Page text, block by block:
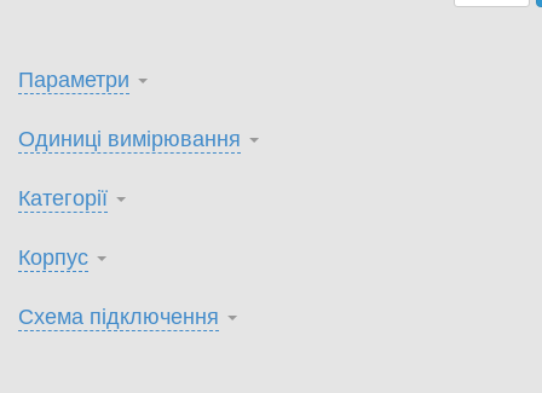
Параметри
Одиниці вимірювання
Категорії
Корпус
Схема підключення